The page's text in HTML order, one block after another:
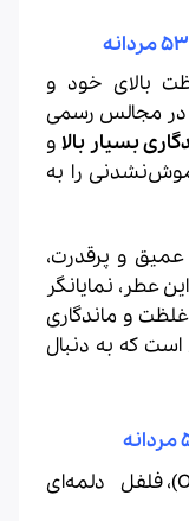
بالای خود و
در مجالس رسمی
بسیار بالا و
را به
عمیق و پرقدرت،
عطر، نمایانگر
و ماندگاری
است که به دنبال
آویشن (Oregano)، فلفل دلمه‌ای